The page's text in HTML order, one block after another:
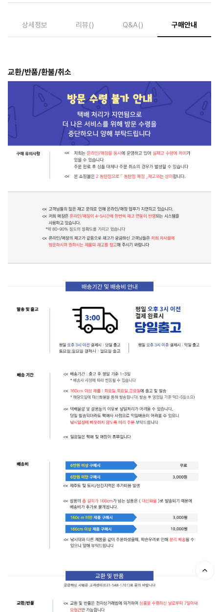
상세정보 리뷰() Q&A() 구매안내
교환/반품/환불/취소